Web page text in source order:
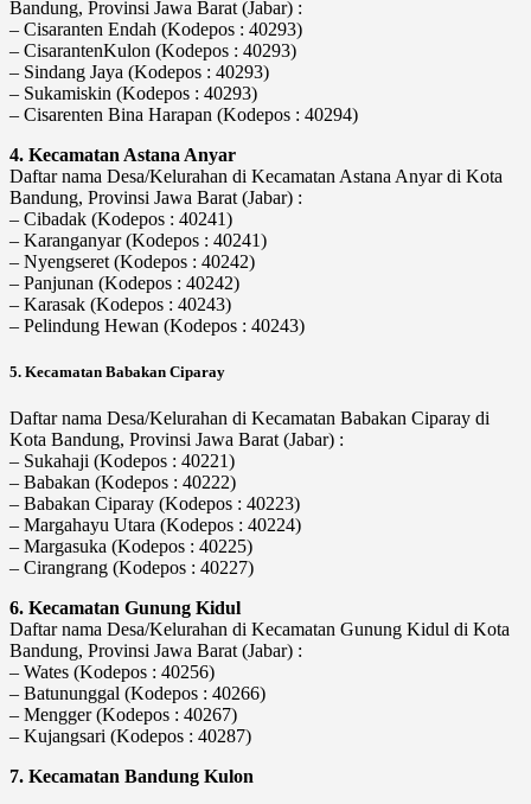
Bandung, Provinsi Jawa Barat (Jabar) :
– Cisaranten Endah (Kodepos : 40293)
– CisarantenKulon (Kodepos : 40293)
– Sindang Jaya (Kodepos : 40293)
– Sukamiskin (Kodepos : 40293)
– Cisarenten Bina Harapan (Kodepos : 40294)
4. Kecamatan Astana Anyar
Daftar nama Desa/Kelurahan di Kecamatan Astana Anyar di Kota
Bandung, Provinsi Jawa Barat (Jabar) :
– Cibadak (Kodepos : 40241)
– Karanganyar (Kodepos : 40241)
– Nyengseret (Kodepos : 40242)
– Panjunan (Kodepos : 40242)
– Karasak (Kodepos : 40243)
– Pelindung Hewan (Kodepos : 40243)
5. Kecamatan Babakan Ciparay
Daftar nama Desa/Kelurahan di Kecamatan Babakan Ciparay di
Kota Bandung, Provinsi Jawa Barat (Jabar) :
– Sukahaji (Kodepos : 40221)
– Babakan (Kodepos : 40222)
– Babakan Ciparay (Kodepos : 40223)
– Margahayu Utara (Kodepos : 40224)
– Margasuka (Kodepos : 40225)
– Cirangrang (Kodepos : 40227)
6. Kecamatan Gunung Kidul
Daftar nama Desa/Kelurahan di Kecamatan Gunung Kidul di Kota
Bandung, Provinsi Jawa Barat (Jabar) :
– Wates (Kodepos : 40256)
– Batununggal (Kodepos : 40266)
– Mengger (Kodepos : 40267)
– Kujangsari (Kodepos : 40287)
7. Kecamatan Bandung Kulon